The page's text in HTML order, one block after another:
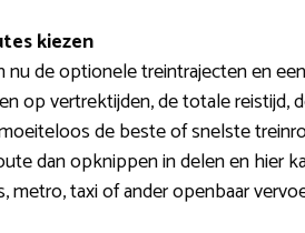
kiezen
de optionele treintrajecten en
op vertrektijden, de totale
de beste of snelste
dan opknippen in delen en hier
metro, taxi of ander openbaar